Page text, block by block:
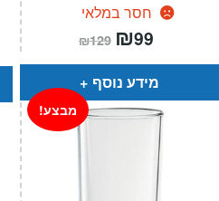
חסר במלאי
₪129 המחיר
המקורי
היה:
₪129.
₪99
הוא:
מידע נוסף
מבצע!